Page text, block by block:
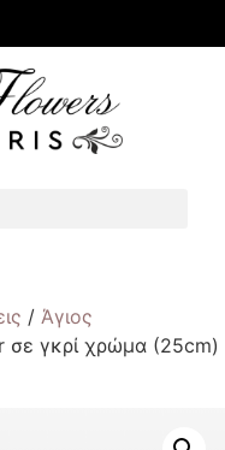
/ Άγιος
σε γκρί χρώμα (25cm)